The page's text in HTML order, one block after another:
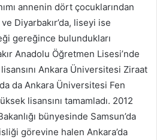
annenin dört çocuklarından
Diyarbakır’da, liseyi ise
gereğince bulundukları
Anadolu Öğretmen Lisesi’nde
lisansını Ankara Üniversitesi Ziraat
da Ankara Üniversitesi Fen
lisansını tamamladı. 2012
bünyesinde Samsun’da
görevine halen Ankara’da